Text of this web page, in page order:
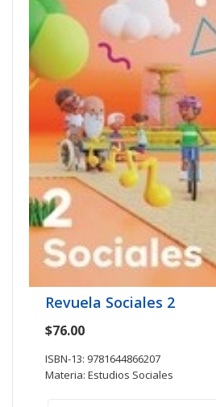
Revuela Sociales 2
$76.00
ISBN-13: 9781644866207
Materia: Estudios Sociales